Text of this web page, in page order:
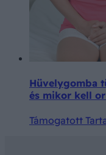
Hüvelygomba
és mikor kell
Támogatott